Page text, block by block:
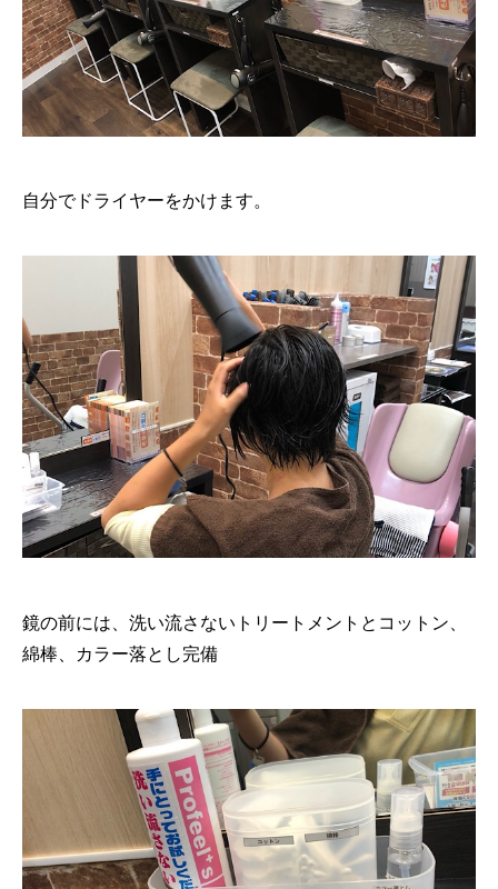
自分でドライヤーをかけます。
鏡の前には、洗い流さないトリートメントとコットン、
綿棒、カラー落とし完備